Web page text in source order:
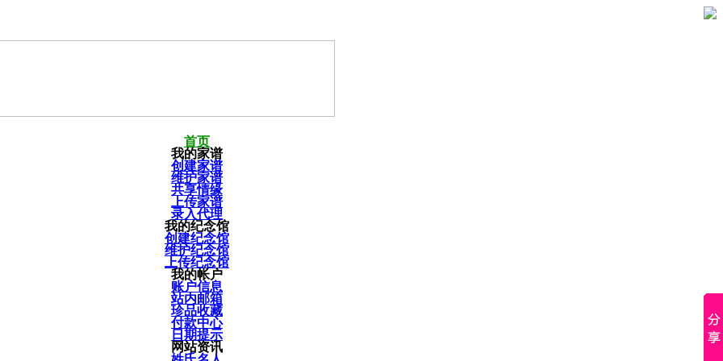
首页
我的家谱
创建家谱
维护家谱
共享情缘
上传家谱
录入代理
我的纪念馆
创建纪念馆
维护纪念馆
上传纪念馆
我的帐户
账户信息
站内邮箱
珍品收藏
付款中心
日期提示
网站资讯